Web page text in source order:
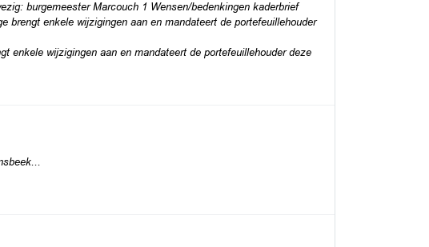
burgemeester Marcouch 1 Wensen/bedenkingen kaderbrief
brengt enkele wijzigingen aan en mandateert de portefeuillehouder
enkele wijzigingen aan en mandateert de portefeuillehouder deze